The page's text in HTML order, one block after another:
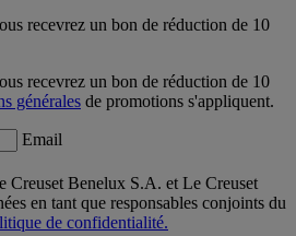
recevrez un bon de réduction de 10
recevrez un bon de réduction de 10
générales de promotions s'appliquent.
Email
Creuset Benelux S.A. et Le Creuset
en tant que responsables conjoints du
de confidentialité.